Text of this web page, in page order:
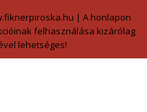
| A honlapon
felhasználása kizárólag
lehetséges!